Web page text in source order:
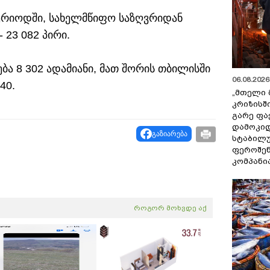
სახელმწიფო საზღვრიდან
23 082 პირი.
8 302 ადამიანი, მათ შორის თბილისში
გაზიარება
როგორ მოხვდე აქ
„მთელი
გარე